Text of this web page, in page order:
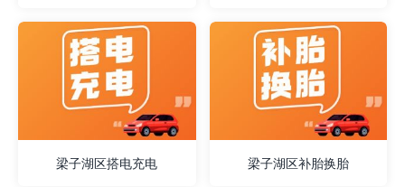
梁子湖区搭电充电 梁子湖区补胎换胎